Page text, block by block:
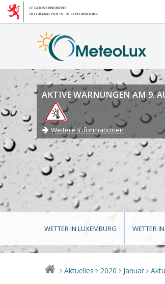
AKTIVE WARNUNGEN AM 9.
Weitere Informationen
WETTER IN LUXEMBURG WETTER
> Aktuelles > 2020 > Januar >